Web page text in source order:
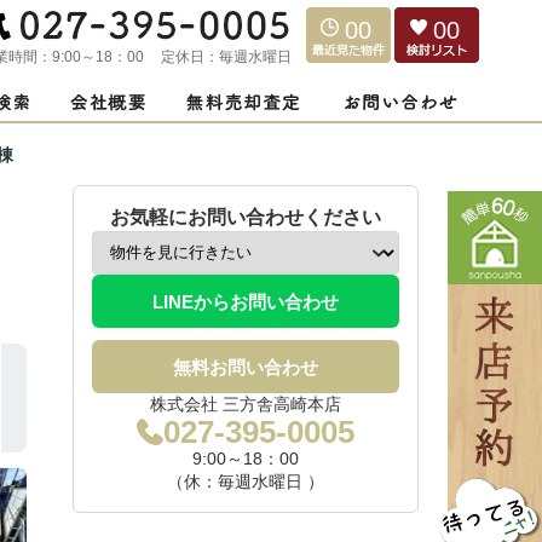
時間： 9:00～18：00 定休日： 毎週水曜日
00 00
お気軽にお問い合わせください
LINEからお問い合わせ
無料お問い合わせ
株式会社 三方舎高崎本店
027-395-0005
9:00～18：00
（休：毎週水曜日 ）